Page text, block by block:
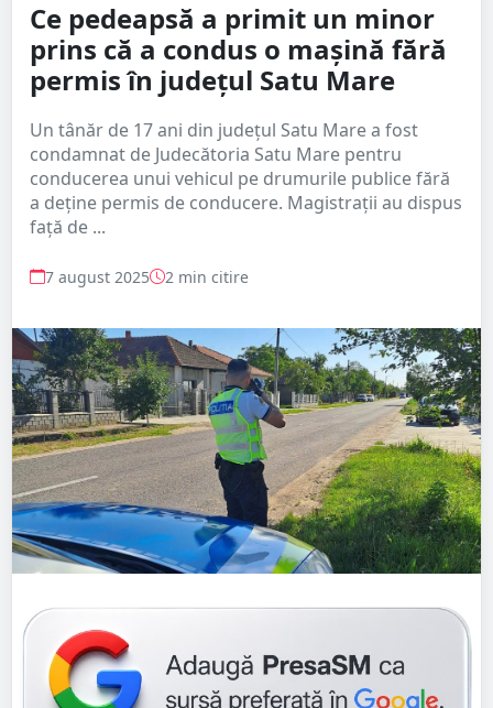
Ce pedeapsă a primit un minor
prins că a condus o mașină fără
permis în județul Satu Mare
Un tânăr de 17 ani din județul Satu Mare a fost
condamnat de Judecătoria Satu Mare pentru
conducerea unui vehicul pe drumurile publice fără
a deține permis de conducere. Magistrații au dispus
față de ...
7 august 2025 2 min citire